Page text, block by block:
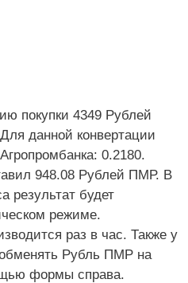
покупки 4349 Рублей
данной конвертации
0.2180.
948.08 Рублей ПМР. В
результат будет
режиме.
раз в час. Также у
Рубль ПМР на
формы справа.